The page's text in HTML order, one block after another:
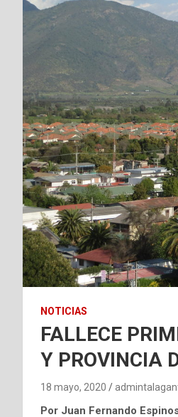
NOTICIAS
FALLECE
Y PROVINCIA
18 mayo, 2020
Por Juan Fernando